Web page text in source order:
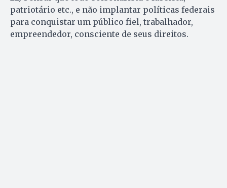
patriotário etc., e não implantar políticas federais
para conquistar um público fiel, trabalhador,
empreendedor, consciente de seus direitos.